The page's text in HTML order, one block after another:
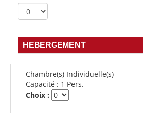
HEBERGEMENT
Chambre(s) Individuelle(s)
Capacité : 1 Pers.
Choix :